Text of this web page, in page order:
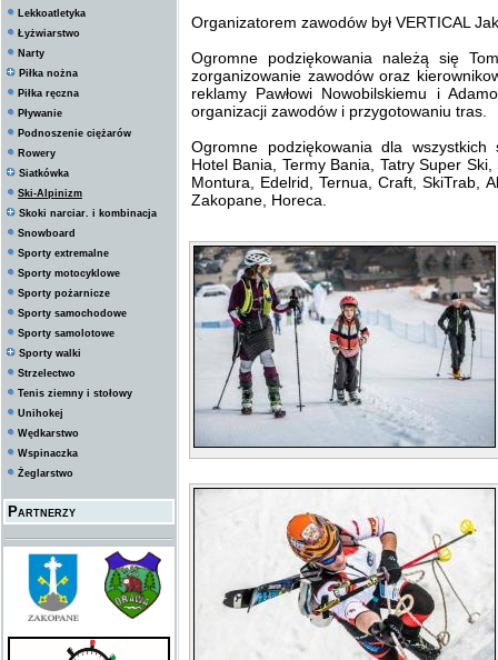
Lekkoatletyka
Łyżwiarstwo
Narty
Piłka nożna
Piłka ręczna
Pływanie
Podnoszenie ciężarów
Rowery
Siatkówka
Ski-Alpinizm
Skoki narciar. i kombinacja
Snowboard
Sporty extremalne
Sporty motocyklowe
Sporty pożarnicze
Sporty samochodowe
Sporty samolotowe
Sporty walki
Strzelectwo
Tenis ziemny i stołowy
Unihokej
Wędkarstwo
Wspinaczka
Żeglarstwo
Partnerzy
Organizatorem zawodów był VERTICAL
Ogromne podziękowania należą się
zorganizowanie zawodów oraz
reklamy Pawłowi Nowobilskiemu i
organizacji zawodów i przygotowaniu tras.
Ogromne podziękowania dla wszystkich
Hotel Bania, Termy Bania, Tatry Super
Montura, Edelrid, Ternua, Craft, SkiTrab,
Zakopane, Horeca.